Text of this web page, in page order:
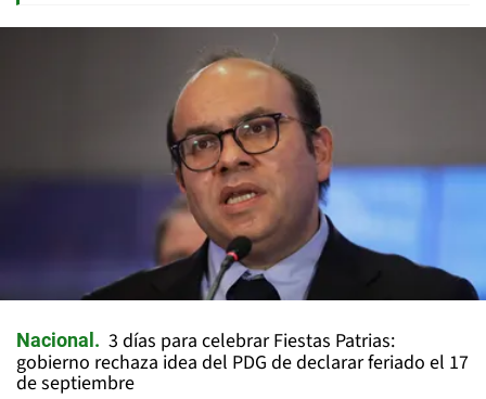
Nacional
3 días para celebrar Fiestas Patrias:
gobierno rechaza idea del PDG de declarar feriado el 17
de septiembre